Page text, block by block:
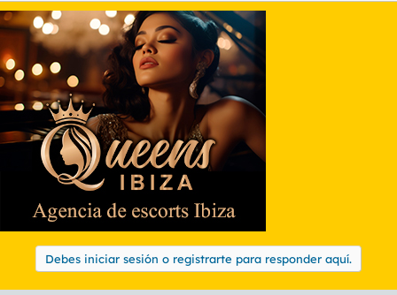
Debes iniciar sesión o registrarte para responder aquí.